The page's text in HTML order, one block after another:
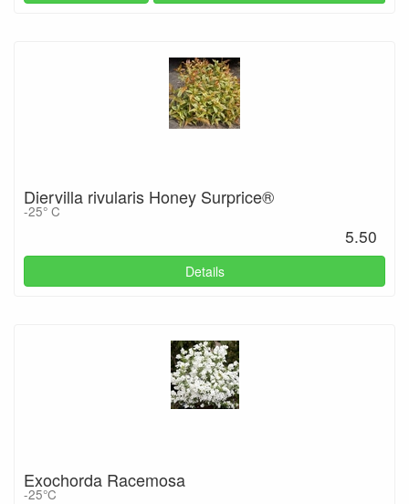
Diervilla rivularis Honey Surprice®
-25° C
5.50
Details
Exochorda Racemosa
-25°C